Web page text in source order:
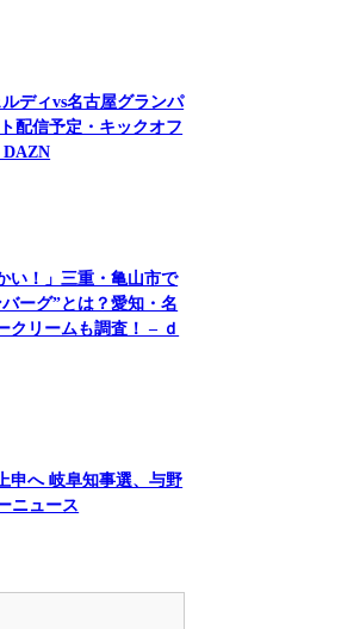
ルディvs名古屋グランパ
配信予定・キックオフ
DAZN
い！」三重・亀山市で
ーグ”とは？愛知・名
クリームも調査！ – ｄ
申へ 岐阜知事選、与野
ニュース